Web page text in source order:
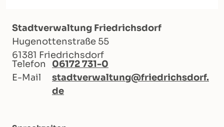
Stadtverwaltung Friedrichsdorf
Hugenottenstraße 55
61381 Friedrichsdorf
Telefon
06172 731-0
E-Mail
stadtverwaltung@friedrichsdorf.
de